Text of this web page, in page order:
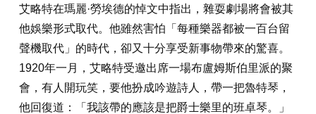
艾略特在瑪麗·勞埃德的悼文中指出，雜耍劇場將會被其
他娛樂形式取代。他雖然害怕「每種樂器都被一百台留
聲機取代」的時代，卻又十分享受新事物帶來的驚喜。
1920年一月，艾略特受邀出席一場布盧姆斯伯里派的聚
會，有人開玩笑，要他扮成吟遊詩人，帶一把魯特琴，
他回復道：「我該帶的應該是把爵士樂里的班卓琴。」